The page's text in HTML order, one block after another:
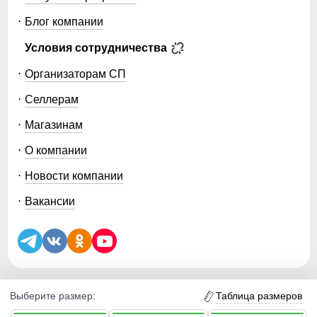
Уведомление об использовании файлов куки (cookie) и
Выберите размер: Таблица размеров
Блог компании
Условия сотрудничества
Организаторам СП
Селлерам
Магазинам
О компании
Новости компании
Вакансии
5.0 5.0